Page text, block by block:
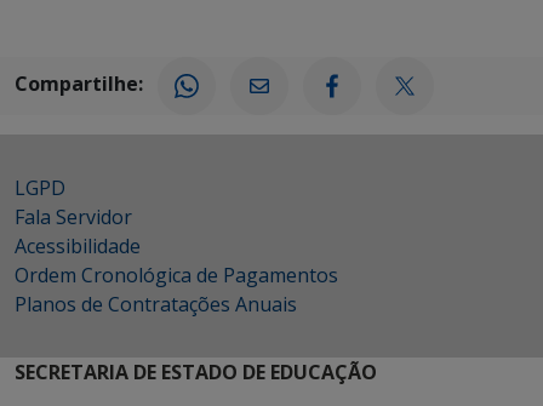
Compartilhe:
LGPD
Fala Servidor
Acessibilidade
Ordem Cronológica de Pagamentos
Planos de Contratações Anuais
SECRETARIA DE ESTADO DE EDUCAÇÃO